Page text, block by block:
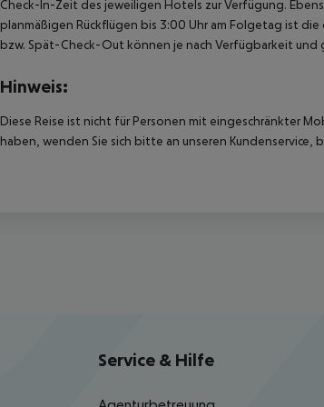
Check-In-Zeit des jeweiligen Hotels zur Verfügung.
planmäßigen Rückflügen bis 3:00 Uhr am Folgetag ist
bzw. Spät-Check-Out können je nach Verfügbarkeit und
Hinweis:
Diese Reise ist nicht für Personen mit eingeschränkter
haben, wenden Sie sich bitte an unseren Kundenservice,
Service & Hilfe